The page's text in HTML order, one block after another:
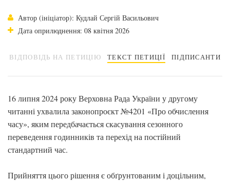
Автор (ініціатор): Кудлай Сергій Васильович
Дата оприлюднення: 08 квітня 2026
ВІДПОВІДЬ НА ПЕТИЦІЮ ТЕКСТ ПЕТИЦІЇ ПІДПИСАНТИ
16 липня 2024 року Верховна Рада України у другому
читанні ухвалила законопроєкт №4201 «Про обчислення
часу», яким передбачається скасування сезонного
переведення годинників та перехід на постійний
стандартний час.
Прийняття цього рішення є обґрунтованим і доцільним,